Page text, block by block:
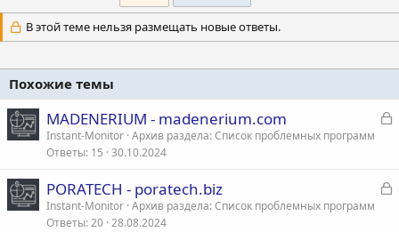
и
и
В этой теме нельзя размещать новые ответы.
Похожие темы
З
MADENERIUM - madenerium.com
Instant-Monitor Архив раздела: Список проблемных программ
Ответы 15 30.10.2024
З
PORATECH - poratech.biz
Instant-Monitor Архив раздела: Список проблемных программ
Ответы 20 28.08.2024